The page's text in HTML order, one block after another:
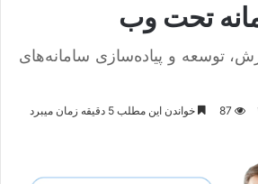
تحت وب
توسعه و پیاده‌سازی سامانه‌های
87 خواندن این مطلب 5 دقیقه زمان میبرد